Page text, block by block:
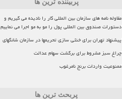
پربیننده ترین ها
مقاوله نامه های سازمان بین المللی کار را نادیده می گیریم و
دستورات صندوق بین المللی پول را مو به مو اجرا می نماییم
پیشنهاد تهران برای خنثی سازی تحریمها در سازمان شانگهای
چراغ سبز مشروط برای برگشت سهام عدالت
ممنوعیت واردات برنج نامرغوب
پربحث ترین ها